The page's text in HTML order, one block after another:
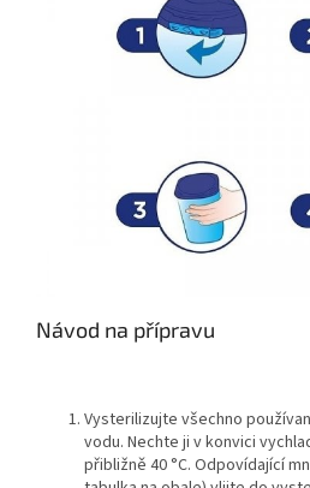
Návod na přípravu
Vysterilizujte všechno
vodu. Nechte ji v konvici
přibližně 40 °C. Odpovídající